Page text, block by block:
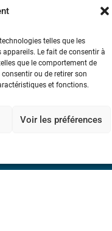
telles que les
Le fait de consentir à
que le comportement de
ou de retirer son
et fonctions.
Voir les préférences
revue 3EI (avril et juillet
des
Générales